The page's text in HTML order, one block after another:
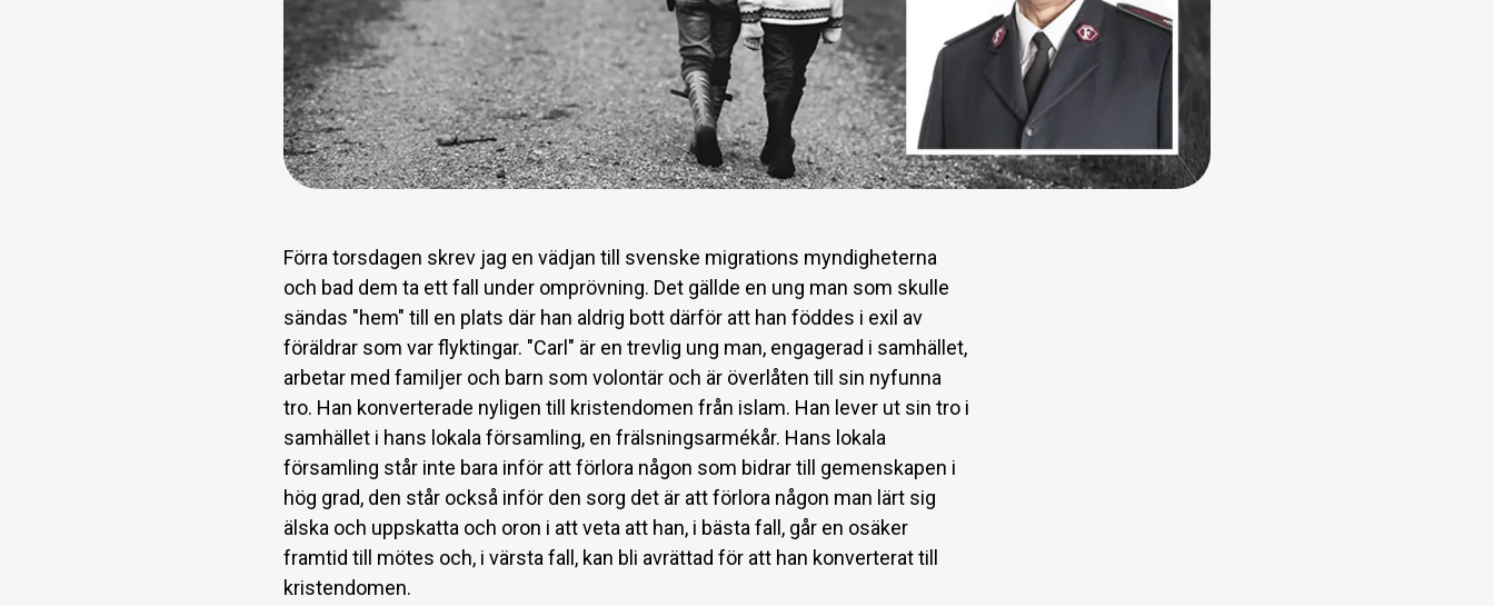
Förra torsdagen skrev jag en vädjan till svenske migrations myndigheterna
och bad dem ta ett fall under omprövning. Det gällde en ung man som skulle
sändas "hem" till en plats där han aldrig bott därför att han föddes i exil av
föräldrar som var flyktingar. "Carl" är en trevlig ung man, engagerad i samhället,
arbetar med familjer och barn som volontär och är överlåten till sin nyfunna
tro. Han konverterade nyligen till kristendomen från islam. Han lever ut sin tro i
samhället i hans lokala församling, en frälsningsarmékår. Hans lokala
församling står inte bara inför att förlora någon som bidrar till gemenskapen i
hög grad, den står också inför den sorg det är att förlora någon man lärt sig
älska och uppskatta och oron i att veta att han, i bästa fall, går en osäker
framtid till mötes och, i värsta fall, kan bli avrättad för att han konverterat till
kristendomen.